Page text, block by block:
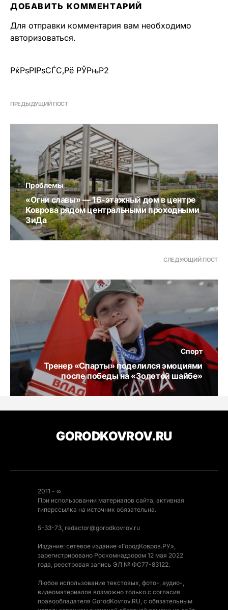
ДОБАВИТЬ КОММЕНТАРИЙ
Для отправки комментария вам необходимо
авторизоваться.
РќРѕРІРѕСЃС‚Рё РЎРњР2
ПРЕДЫДУЩИЙ ПОСТ
Проблемы
«Огни славы» — 16-этажный дом в центре
Коврова рядом центральными проходными
ЗиДа
СЛЕДУЮЩИЙ ПОСТ
Спорт
Тренер «Спарты» поделился эмоциями
после победы на «Золотой шайбе»
GORODKOVROV.RU
2011 - ∞
При использовании материалов сайта, активная
гиперссылка на источник обязательна.
5-33-73, redactor@gorodkovrov.ru
Издание: сетевое издание «ГородКовров.РУ»,
зарегистрировано Роскомнадзором 12 мая 2022
года, реестровая запись ЭЛ № ФС77-83122.
Любое использование текстовых, фото-, аудио-,
видеоматериалов возможно только с согласия
правообладателя GorodKovrov.RU, с обязательным